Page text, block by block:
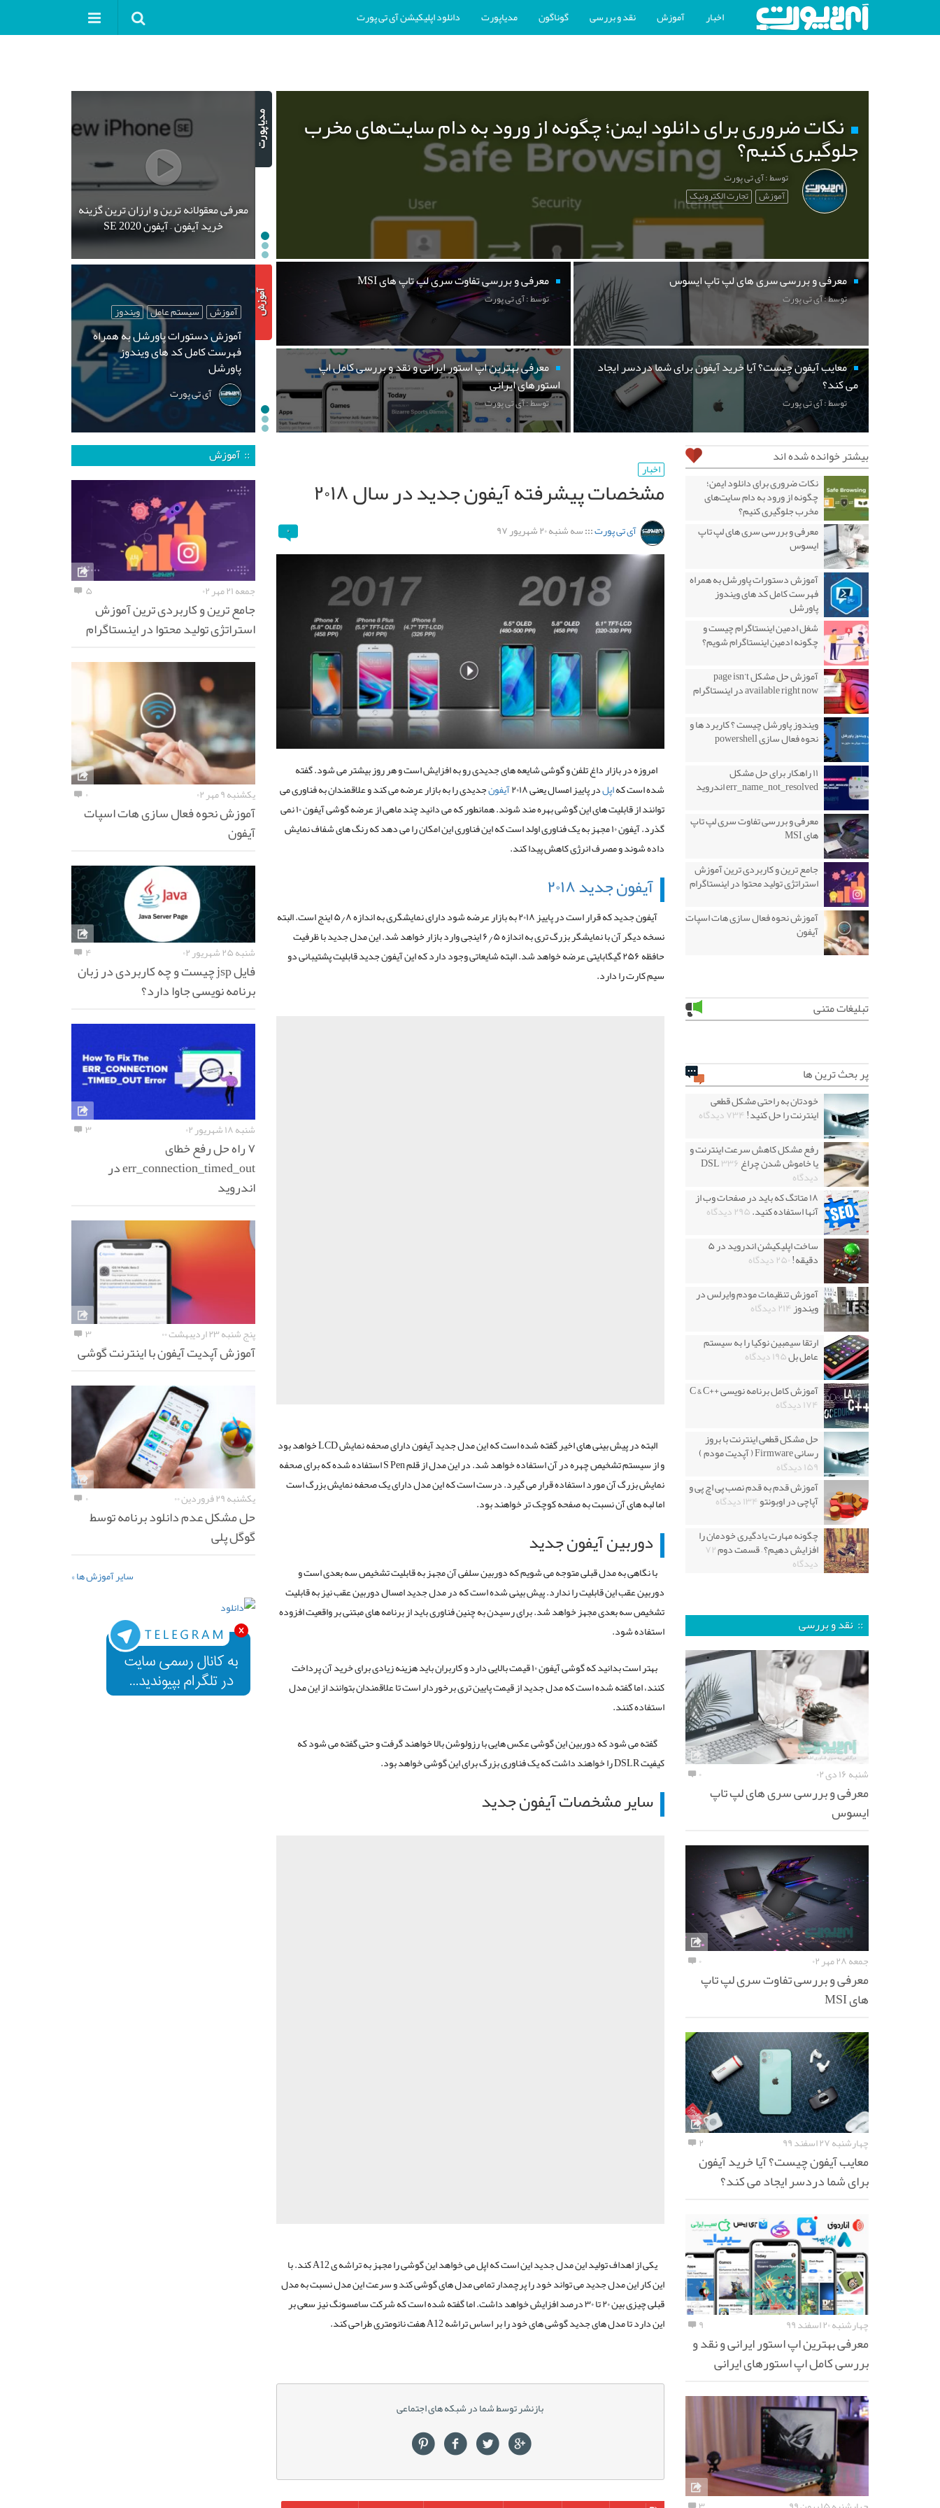
اخبار آموزش نقد و بررسی گوناگون مدیاپورت دانلود اپلیکیشن آی تی پورت
نکات ضروری برای دانلود ایمن؛ چگونه از ورود به دام سایت‌های مخرب
جلوگیری کنیم؟
توسط : آی تی پورت
آموزش تجارت الکترونیک
معرفی و بررسی سری های لپ تاپ ایسوس
توسط : آی تی پورت
معرفی و بررسی تفاوت سری لپ تاپ های MSI
توسط : آی تی پورت
معایب آیفون چیست؟ آیا خرید آیفون برای شما دردسر ایجاد
می کند؟
توسط : آی تی پورت
معرفی بهترین اپ استور ایرانی و نقد و بررسی کامل اپ
استورهای ایرانی
توسط : آی تی پورت
معرفی معقولانه ترین و ارزان ترین گزینه
خرید آیفون – آیفون SE 2020
آموزش سیستم عامل ویندوز
آموزش دستورات پاورشل به همراه
فهرست کامل کد های ویندوز
پاورشل
آی تی پورت
اخبار
مشخصات پیشرفته آیفون جدید در سال ۲۰۱۸
آی تی پورت:::سه شنبه ۲۰ شهریور ۹۷ ۰
امروزه در بازار داغ تلفن و گوشی شایعه های جدیدی رو به افزایش است و هر روز بیشتر می شود. گفته
شده است کهاپلدر پاییز امسال یعنی ۲۰۱۸ آیفونجدیدی را به بازار عرضه می کند و علاقمندان به فناوری می
توانند از قابلیت های این گوشی بهره مند شوند. همانطور که می دانید چند ماهی از عرضه گوشی آیفون ۱۰ نمی
گذرد. آیفون ۱۰ مجهز به یک فناوری اولد است که این فناوری این امکان را می دهد که رنگ های شفاف نمایش
داده شوند و مصرف انرژی کاهش پیدا کند.
آیفون جدید ۲۰۱۸
آیفون جدید که قرار است در پاییز ۲۰۱۸ به بازار عرضه شود دارای نمایشگری به اندازه ۵٫۸ اینج است. البته
نسخه دیگر آن با نمایشگر بزرگ تری به اندازه ۶٫۵ اینجی وارد بازار خواهد شد. این مدل جدید با ظرفیت
حافظه ۲۵۶ گیگابایتی عرضه خواهد شد. البته شایعاتی وجود دارد که این آیفون جدید قابلیت پشتیبانی دو
سیم کارت را دارد.
البته در پیش بینی های اخیر گفته شده است که این مدل جدید آیفون دارای صحفه نمایشLCDخواهد بود
و از سیستم تشخیص چهره در آن استفاده خواهد شد. در این مدل از قلمS Penاستفاده شده که برای صحفه
نمایش بزرگ آن مورد استفاده قرار می گیرد. درست است که این مدل دارای یک صحفه نمایش بزرگ است
اما لبه های آن نسبت به صفحه کوچک تر خواهند بود.
دوربین آیفون جدید
با نگاهی به مدل قبلی متوجه می شویم که دوربین سلفی آن مجهز به قابلیت تشخیص سه بعدی است و
دوربین عقب این قابلیت را ندارد. پیش بینی شده است که در مدل جدید امسال دوربین عقب نیز به قابلیت
تشخیص سه بعدی مجهز خواهد شد. برای رسیدن به چنین فناوری باید از برنامه های مبتنی بر واقعیت افزوده
استفاده شود.
بهتر است بدانید که گوشی آیفون ۱۰ قیمت بالایی دارد و کاربران باید هزینه زیادی برای خرید آن پرداخت
کنند، اما گفته شده است که مدل جدید از قیمت پایین تری برخوردار است تا علاقمندان بتوانند از این مدل
استفاده کنند.
گفته می شود که دوربین این گوشی عکس هایی با رزولوشن بالا خواهند گرفت و حتی گفته می شود که
کیفیتDSLRرا خواهند داشت که یک فناوری بزرگ برای این گوشی خواهد بود.
سایر مشخصات آیفون جدید
یکی از اهداف تولید این مدل جدید این است که اپل می خواهد این گوشی را مجهز به تراشه یA12کند. با
این کار این مدل جدید می تواند خود را پرچمدار تمامی مدل های گوشی کند و سرعت این مدل نسبت به مدل
قبلی چیزی بین ۲۰ تا ۳۰ درصد افزایش خواهد داشت. اما گفته شده است که شرکت سامسونگ نیز سعی بر
این دارد تا مدل های جدید گوشی های خود را بر اساس تراشهA12هفت نانومتری طراحی کند.
بازنشر توسط شما در شبکه های اجتماعی
بیشتر خوانده شده اند
نکات ضروری برای دانلود ایمن؛
چگونه از ورود به دام سایت‌های
مخرب جلوگیری کنیم؟
معرفی و بررسی سری های لپ تاپ
ایسوس
آموزش دستورات پاورشل به همراه
فهرست کامل کد های ویندوز
پاورشل
شغل ادمین اینستاگرام چیست و
چگونه ادمین اینستاگرام شویم؟
آموزش حل مشکل page isn’t
available right now در اینستاگرام
ویندوز پاورشل چیست ؟ کاربرد ها و
نحوه فعال سازی powershell
۱۱ راهکار برای حل مشکل
err_name_not_resolved اندروید
معرفی و بررسی تفاوت سری لپ تاپ
های MSI
جامع ترین و کاربردی ترین آموزش
استراتژی تولید محتوا در اینستاگرام
آموزش نحوه فعال سازی هات اسپات
آیفون
تبلیغات متنی
پر بحث ترین ها
خودتان به راحتی مشکل قطعی
اینترنت را حل کنید!۷۳۴ دیدگاه
رفع مشکل کاهش سرعت اینترنت و
یا خاموش شدن چراغ DSL۳۳۶
دیدگاه
۱۸ متاتگ که باید در صفحات وب از
آنها استفاده کنید.۲۹۵ دیدگاه
ساخت اپلیکیشن اندروید در ۵
دقیقه!۲۵۰ دیدگاه
آموزش تنظیمات مودم وایرلس در
ویندوز۲۱۴ دیدگاه
ارتقا سیمبین نوکیا را به سیستم
عامل بل۱۹۵ دیدگاه
آموزش کامل برنامه نویسی ++C & C
۱۷۴ دیدگاه
حل مشکل قطعی اینترنت با بروز
رسانی Firmware ( آپدیت مودم )
۱۵۹ دیدگاه
آموزش قدم به قدم نصب پی اچ پی و
آپاچی در اوبونتو۱۳۴ دیدگاه
چگونه مهارت یادگیری خودمان را
افزایش دهیم؟ – قسمت دوم۷۲
دیدگاه
:: نقد و بررسی
شنبه ۱۶ دی ۰۲ ۰
معرفی و بررسی سری های لپ تاپ
ایسوس
جمعه ۲۸ مهر ۰۲ ۰
معرفی و بررسی تفاوت سری لپ تاپ
های MSI
چهارشنبه ۲۷ اسفند ۹۹ ۲
معایب آیفون چیست؟ آیا خرید آیفون
برای شما دردسر ایجاد می کند؟
چهارشنبه ۲۰ اسفند ۹۹ ۹
معرفی بهترین اپ استور ایرانی و نقد و
بررسی کامل اپ استورهای ایرانی
:: آموزش
جمعه ۲۱ مهر ۰۲ ۵
جامع ترین و کاربردی ترین آموزش
استراتژی تولید محتوا در اینستاگرام
یکشنبه ۹ مهر ۰۲ ۰
آموزش نحوه فعال سازی هات اسپات
آیفون
شنبه ۲۵ شهریور ۰۲ ۴
فایل jsp چیست و چه کاربردی در زبان
برنامه نویسی جاوا دارد؟
شنبه ۱۸ شهریور ۰۲ ۳
۷ راه حل رفع خطای
err_connection_timed_out در
اندروید
پنج شنبه ۲۳ اردیبهشت ۰۰ ۳
آموزش آپدیت آیفون با اینترنت گوشی
یکشنبه ۲۹ فروردین ۰۰ ۰
حل مشکل عدم دانلود برنامه توسط
گوگل پلی
سایر آموزش ها »